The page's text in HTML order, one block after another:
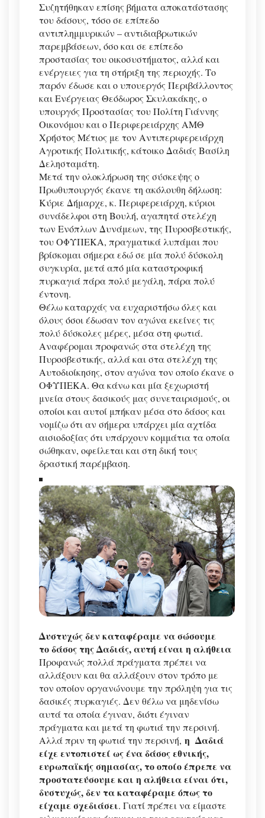
Συζητήθηκαν επίσης βήματα αποκατάστασης
του δάσους, τόσο σε επίπεδο
αντιπλημμυρικών – αντιδιαβρωτικών
παρεμβάσεων, όσο και σε επίπεδο
προστασίας του οικοσυστήματος, αλλά και
ενέργειες για τη στήριξη της περιοχής. Το
παρόν έδωσε και ο υπουεργός Περιβάλλοντος
και Ενέργειας Θεόδωρος Σκυλακάκης, ο
υπουργός Προστασίας του Πολίτη Γιάννης
Οικονόμου και ο Περιφερειάρχης ΑΜΘ
Χρήστος Μέτιος με τον Αντιπεριφερειάρχη
Αγροτικής Πολιτικής, κάτοικο Δαδιάς Βασίλη
Δελησταμάτη.
Μετά την ολοκλήρωση της σύσκεψης ο
Πρωθυπουργός έκανε τη ακόλουθη δήλωση:
Κύριε Δήμαρχε, κ. Περιφερειάρχη, κύριοι
συνάδελφοι στη Βουλή, αγαπητά στελέχη
των Ενόπλων Δυνάμεων, της Πυροσβεστικής,
του ΟΦΥΠΕΚΑ, πραγματικά λυπάμαι που
βρίσκομαι σήμερα εδώ σε μία πολύ δύσκολη
συγκυρία, μετά από μία καταστροφική
πυρκαγιά πάρα πολύ μεγάλη, πάρα πολύ
έντονη.
Θέλω καταρχάς να ευχαριστήσω όλες και
όλους όσοι έδωσαν τον αγώνα εκείνες τις
πολύ δύσκολες μέρες, μέσα στη φωτιά.
Αναφέρομαι προφανώς στα στελέχη της
Πυροσβεστικής, αλλά και στα στελέχη της
Αυτοδιοίκησης, στον αγώνα τον οποίο έκανε ο
ΟΦΥΠΕΚΑ. Θα κάνω και μία ξεχωριστή
μνεία στους δασικούς μας συνεταιρισμούς, οι
οποίοι και αυτοί μπήκαν μέσα στο δάσος και
νομίζω ότι αν σήμερα υπάρχει μία αχτίδα
αισιοδοξίας ότι υπάρχουν κομμάτια τα οποία
σώθηκαν, οφείλεται και στη δική τους
δραστική παρέμβαση.
Δυστυχώς δεν καταφέραμε να σώσουμε
το δάσος της Δαδιάς, αυτή είναι η αλήθεια
Προφανώς πολλά πράγματα πρέπει να
αλλάξουν και θα αλλάξουν στον τρόπο με
τον οποίον οργανώνουμε την πρόληψη για τις
δασικές πυρκαγιές. Δεν θέλω να μηδενίσω
αυτά τα οποία έγιναν, διότι έγιναν
πράγματα και μετά τη φωτιά την περσινή.
Αλλά πριν τη φωτιά την περσινή, η Δαδιά
είχε εντοπιστεί ως ένα δάσος εθνικής,
ευρωπαϊκής σημασίας, το οποίο έπρεπε να
προστατεύσουμε και η αλήθεια είναι ότι,
δυστυχώς, δεν τα καταφέραμε όπως το
είχαμε σχεδιάσει. Γιατί πρέπει να είμαστε